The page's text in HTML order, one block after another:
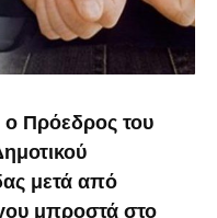
ο Πρόεδρος του
μετά από
μπροστά στο